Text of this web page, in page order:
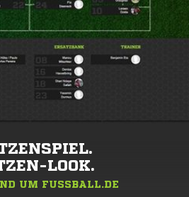
LOOK.
UM FUSSBALL.DE